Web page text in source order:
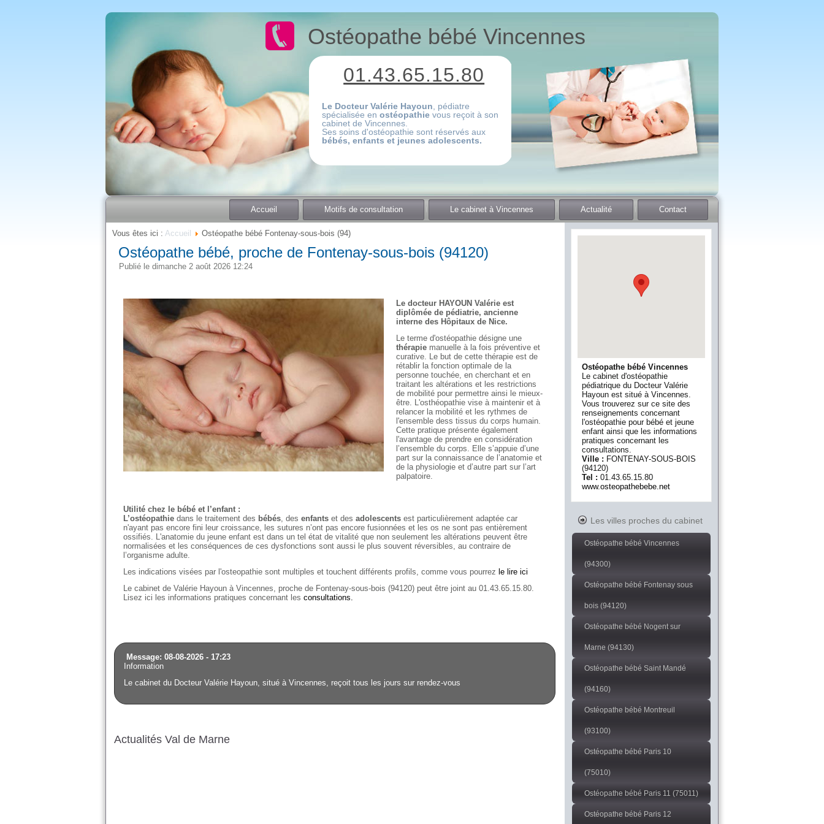
Le Docteur Valérie Hayoun , pédiatre
spécialisée en ostéopathievous reçoit à son
cabinet de Vincennes.
Ses soins d'ostéopathie sont réservés aux
bébés, enfants et jeunes adolescents.
Ostéopathe bébé Vincennes
01.43.65.15.80
Accueil Motifs de consultation Le cabinet à Vincennes Actualité Contact
Vous êtes ici : Accueil Ostéopathe bébé Fontenay-sous-bois (94)
Ostéopathe bébé, proche de Fontenay-sous-bois (94120)
Publié le dimanche 2 août 2026 12:24
Le docteur HAYOUN Valérie est
diplômée de pédiatrie, ancienne
interne des Hôpitaux de Nice.
Le terme d'ostéopathie désigne une
thérapie manuelle à la fois préventive et
curative. Le but de cette thérapie est de
rétablir la fonction optimale de la
personne touchée, en cherchant et en
traitant les altérations et les restrictions
de mobilité pour permettre ainsi le mieux-
être. L'osthéopathie vise à maintenir et à
relancer la mobilité et les rythmes de
l'ensemble dess tissus du corps humain.
Cette pratique présente également
l'avantage de prendre en considération
l’ensemble du corps. Elle s’appuie d’une
part sur la connaissance de l’anatomie et
de la physiologie et d’autre part sur l’art
palpatoire.
Utilité chez le bébé et l’enfant :
L’ostéopathie dans le traitement des bébés, des enfants et des adolescents est particulièrement adaptée car
n'ayant pas encore fini leur croissance, les sutures n’ont pas encore fusionnées et les os ne sont pas entièrement
ossifiés. L'anatomie du jeune enfant est dans un tel état de vitalité que non seulement les altérations peuvent être
normalisées et les conséquences de ces dysfonctions sont aussi le plus souvent réversibles, au contraire de
l’organisme adulte.
Les indications visées par l'osteopathie sont multiples et touchent différents profils, comme vous pourrez le lire ici
Le cabinet de Valérie Hayoun à Vincennes, proche de Fontenay-sous-bois (94120) peut être joint au 01.43.65.15.80.
Lisez ici les informations pratiques concernant les consultations.
Message: 08-08-2026 - 17:23
Information
Le cabinet du Docteur Valérie Hayoun, situé à Vincennes, reçoit tous les jours sur rendez-vous
Actualités Val de Marne
Ostéopathe bébé Vincennes
Le cabinet d'ostéopathie
pédiatrique du Docteur Valérie
Hayoun est situé à Vincennes.
Vous trouverez sur ce site des
renseignements concernant
l'ostéopathie pour bébé et jeune
enfant ainsi que les informations
pratiques concernant les
consultations.
Ville : FONTENAY-SOUS-BOIS
(94120)
Tel : 01.43.65.15.80
www.osteopathebebe.net
Les villes proches du cabinet
Ostéopathe bébé Vincennes
(94300)
Ostéopathe bébé Fontenay sous
bois (94120)
Ostéopathe bébé Nogent sur
Marne (94130)
Ostéopathe bébé Saint Mandé
(94160)
Ostéopathe bébé Montreuil
(93100)
Ostéopathe bébé Paris 10
(75010)
Ostéopathe bébé Paris 11 (75011)
Ostéopathe bébé Paris 12